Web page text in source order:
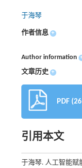
于海琴
作者信息 +
Author information
文章历史 +
PDF
引用本文
于海琴. 人工智能赋